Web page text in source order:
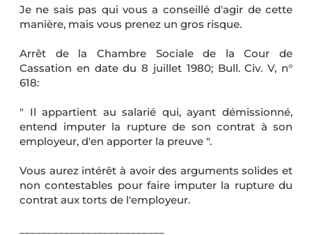
Je ne sais pas qui vous a conseillé d'agir de cette
manière, mais vous prenez un gros risque.
Arrêt de la Chambre Sociale de la Cour de
Cassation en date du 8 juillet 1980; Bull. Civ. V, n°
618:
" Il appartient au salarié qui, ayant démissionné,
entend imputer la rupture de son contrat à son
employeur, d'en apporter la preuve ".
Vous aurez intérêt à avoir des arguments solides et
non contestables pour faire imputer la rupture du
contrat aux torts de l'employeur.